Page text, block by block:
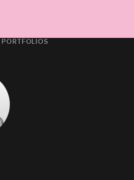
PORTFOLIOS